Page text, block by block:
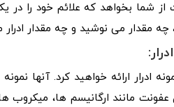
شما بخواهد که علائم خود را
مقدار می نوشید و چه مقدار ادرار
ادرار ارائه خواهید کرد. آنها
مانند ارگانیسم ها، میکروب